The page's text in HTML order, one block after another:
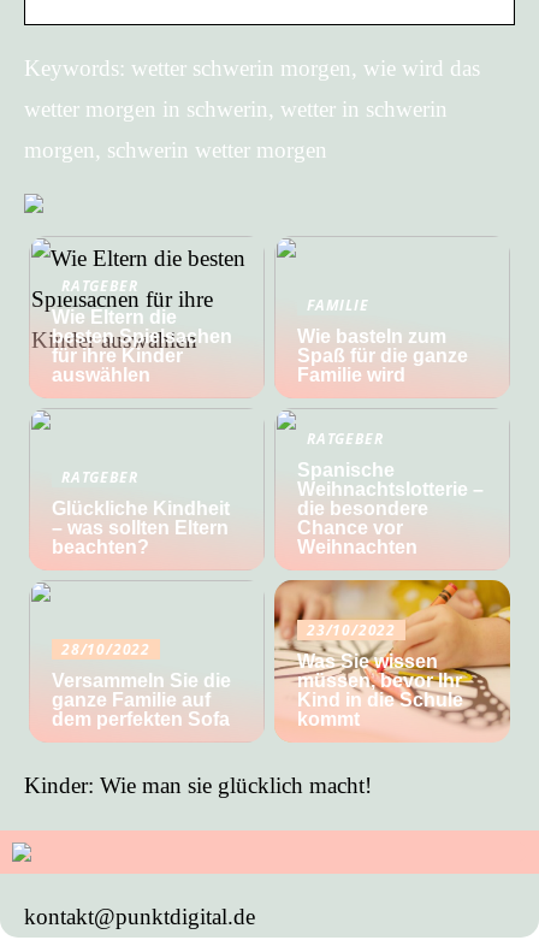
Keywords: wetter schwerin morgen, wie wird das
wetter morgen in schwerin, wetter in schwerin
morgen, schwerin wetter morgen
RATGEBER
Wie Eltern die
besten Spielsachen
für ihre Kinder
auswählen
FAMILIE
Wie basteln zum
Spaß für die ganze
Familie wird
RATGEBER
Glückliche Kindheit
– was sollten Eltern
beachten?
RATGEBER
Spanische
Weihnachtslotterie –
die besondere
Chance vor
Weihnachten
28/10/2022
Versammeln Sie die
ganze Familie auf
dem perfekten Sofa
23/10/2022
Was Sie wissen
müssen, bevor Ihr
Kind in die Schule
kommt
Kinder: Wie man sie glücklich macht!
kontakt@punktdigital.de